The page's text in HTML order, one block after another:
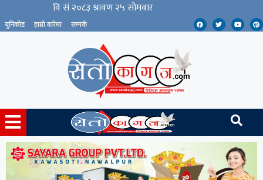
युनिकोड हाम्रो बारेमा सम्पर्क